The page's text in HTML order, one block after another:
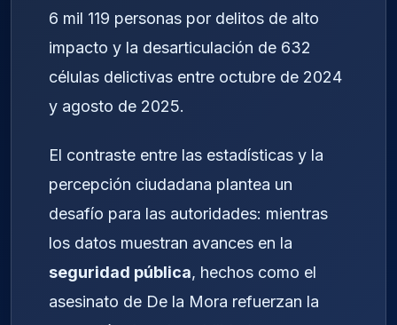
6 mil 119 personas por delitos de alto
impacto y la desarticulación de 632
células delictivas entre octubre de 2024
y agosto de 2025.
El contraste entre las estadísticas y la
percepción ciudadana plantea un
desafío para las autoridades: mientras
los datos muestran avances en la
seguridad pública, hechos como el
asesinato de De la Mora refuerzan la